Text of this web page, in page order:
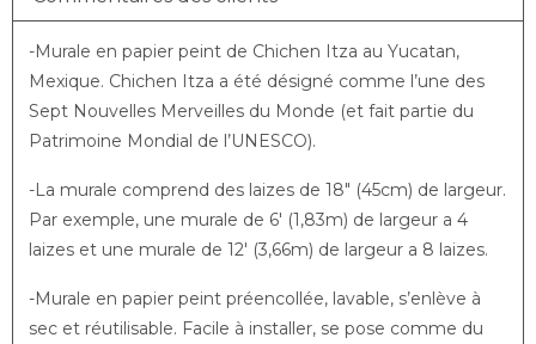
-Murale en papier peint de Chichen Itza au Yucatan,
Mexique. Chichen Itza a été désigné comme l’une des
Sept Nouvelles Merveilles du Monde (et fait partie du
Patrimoine Mondial de l’UNESCO).
-La murale comprend des laizes de 18″ (45cm) de largeur.
Par exemple, une murale de 6′ (1,83m) de largeur a 4
laizes et une murale de 12′ (3,66m) de largeur a 8 laizes.
-Murale en papier peint préencollée, lavable, s’enlève à
sec et réutilisable. Facile à installer, se pose comme du